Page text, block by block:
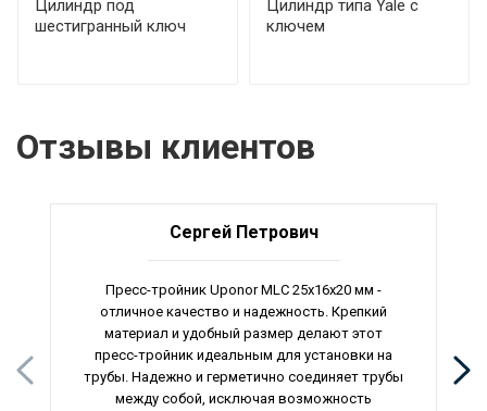
Цилиндр под
шестигранный ключ
Цилиндр типа Yale с
ключем
Отзывы клиентов
Сергей Петрович
Пресс-тройник Uponor MLC 25x16x20 мм -
отличное качество и надежность. Крепкий
материал и удобный размер делают этот
пресс-тройник идеальным для установки на
трубы. Надежно и герметично соединяет трубы
между собой, исключая возможность